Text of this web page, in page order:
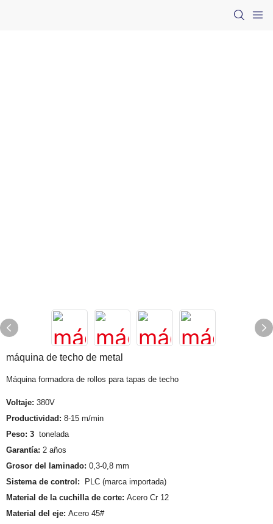
máquina de techo de metal
Máquina formadora de rollos para tapas de techo
Voltaje: 380V
Productividad: 8-15 m/min
Peso: 3 tonelada
Garantía: 2 años
Grosor del laminado: 0,3-0,8 mm
Sistema de control:
PLC (marca importada)
Material de la cuchilla de corte: Acero Cr 12
Material del eje: Acero 45#